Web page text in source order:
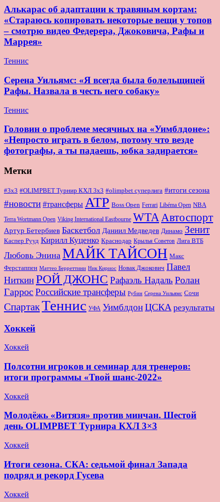
Алькарас об адаптации к травяным кортам:
«Стараюсь копировать некоторые вещи у топов
– смотрю видео Федерера, Джоковича, Рафы и
Маррея»
Теннис
Серена Уильямс: «Я всегда была болельщицей
Рафы. Назвала в честь него собаку»
Теннис
Головин о проблеме месячных на «Уимблдоне»:
«Непросто играть в белом, потому что везде
фотографы, а ты падаешь, юбка задирается»
Метки
#3x3 #OLIMPBET Турнир КХЛ 3x3 #olimpbet суперлига #итоги сезона
#новости #трансферы ATP Boss Open Ferrari Libéma Open NBA
Terra Wortmann Open Viking International Eastbourne WTA Автоспорт
Артур Бетербиев Баскетбол Даниил Медведев Динамо Зенит
Каспер Рууд Кирилл Куценко Краснодар Крылья Советов Лига ВТБ
Любовь Энина МАЙК ТАЙСОН Макс
Ферстаппен Маттео Берреттини Ник Кириос Новак Джокович Павел
НиткинРОЙ ДЖОНС Рафаэль Надаль Ролан
Гаррос Российские трансферы Рубин Серена Уильямс Сочи
СпартакТеннис УФА УимблдонЦСКА результаты
Хоккей
Хоккей
Полсотни игроков и семинар для тренеров:
итоги программы «Твой шанс-2022»
Хоккей
Молодёжь «Витязя» против минчан. Шестой
день OLIMPBET Турнира КХЛ 3×3
Хоккей
Итоги сезона. СКА: седьмой финал Запада
подряд и рекорд Гусева
Хоккей